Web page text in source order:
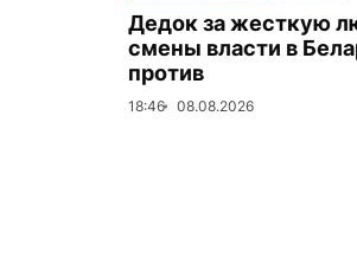
Дедок за жесткую
смены власти в
против
18:46 08.08.2026